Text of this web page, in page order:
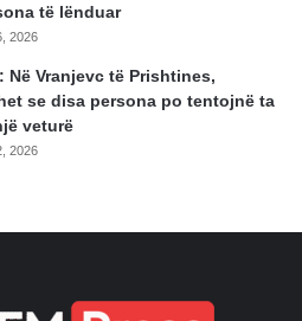
të lënduar
2026
Në Vranjevc të Prishtines,
se disa persona po tentojnë ta
veturë
2026